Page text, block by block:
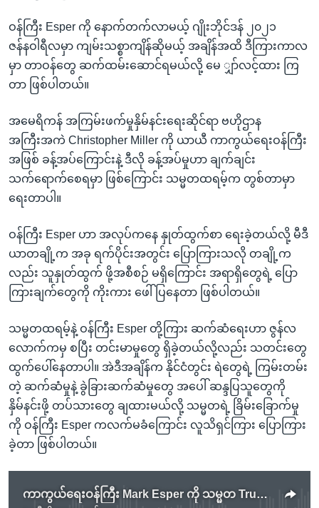
ဝန်ကြီး Esper ကို နောက်တက်လာမယ့် ဂျိုးဘိုင်ဒန် ၂၀၂၁
ဇန်နဝါရီလမှာ ကျမ်းသစ္စာကျိန်ဆိုမယ့် အချိန်အထိ ဒီကြားကာလ
မှာ တာဝန်တွေ ဆက်ထမ်းဆောင်ရမယ်လို့ မေ ျှာ်လင့်ထား ကြ
တာ ဖြစ်ပါတယ်။
အမေရိကန် အကြမ်းဖက်မှုနှိမ်နင်းရေးဆိုင်ရာ ဗဟိုဌာန
အကြီးအကဲ Christopher Miller ကို ယာယီ ကာကွယ်ရေးဝန်ကြီး
အဖြစ် ခန့်အပ်ကြောင်းနဲ့ ဒီလို ခန့်အပ်မှုဟာ ချက်ချင်း
သက်ရောက်စေရမှာ ဖြစ်ကြောင်း သမ္မတထရမ့်က တွစ်တာမှာ
ရေးတာပါ။
ဝန်ကြီး Esper ဟာ အလုပ်ကနေ နှုတ်ထွက်စာ ရေးခဲ့တယ်လို့ မီဒီ
ယာတချို့က အခု ရက်ပိုင်းအတွင်း ပြောကြားသလို တချို့က
လည်း သူနှုတ်ထွက် ဖို့အစီစဉ် မရှိကြောင်း အရာရှိတွေရဲ့ ပြော
ကြားချက်တွေကို ကိုးကား ဖေါ်ပြနေတာ ဖြစ်ပါတယ်။
သမ္မတထရမ့်နဲ့ ဝန်ကြီး Esper တို့ကြား ဆက်ဆံရေးဟာ ဇွန်လ
လောက်ကမှ စပြီး တင်းမာမှုတွေ ရှိခဲ့တယ်လို့လည်း သတင်းတွေ
ထွက်ပေါ်နေတာပါ။ အဲဒီအချိန်က နိုင်ငံတွင်း ရဲတွေရဲ့ ကြမ်းတမ်း
တဲ့ ဆက်ဆံမှုနဲ့ ခွဲခြားဆက်ဆံမှုတွေ အပေါ် ဆန္ဒပြသူတွေကို
နှိမ်နင်းဖို့ တပ်သားတွေ ချထားမယ်လို့ သမ္မတရဲ့ ခြိမ်းခြောက်မှု
ကို ဝန်ကြီး Esper ကလက်မခံကြောင်း လူသိရှင်ကြား ပြောကြား
ခဲ့တာ ဖြစ်ပါတယ်။
ကာကွယ်ရေးဝန်ကြီး Mark Esper ကို သမ္မတ Trump တာဝန်က ရပ်ဆိုင်း (Trump တွစ်တာ)